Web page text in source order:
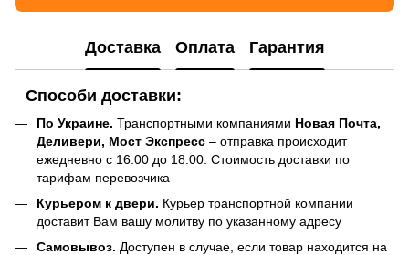
Доставка Оплата Гарантия
Способи доставки:
По Украине. Транспортными компаниями Новая Почта,
Деливери, Мост Экспресс – отправка происходит
ежедневно с 16:00 до 18:00. Стоимость доставки по
тарифам перевозчика
Курьером к двери. Курьер транспортной компании
доставит Вам вашу молитву по указанному адресу
Самовывоз. Доступен в случае, если товар находится на